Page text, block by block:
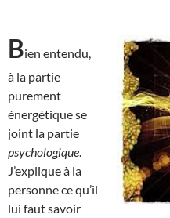
Bien entendu,
à la partie
purement
énergétique se
joint la partie
psychologique
J’explique à la
personne ce qu’il
lui faut savoir